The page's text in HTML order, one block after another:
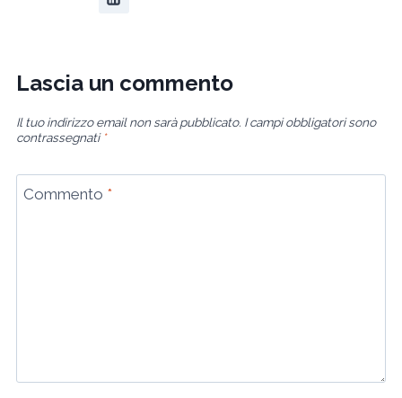
Lascia un commento
Il tuo indirizzo email non sarà pubblicato. I campi obbligatori sono
contrassegnati *
Commento *